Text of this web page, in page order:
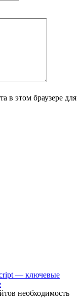
в этом браузере для
— ключевые
необходимость